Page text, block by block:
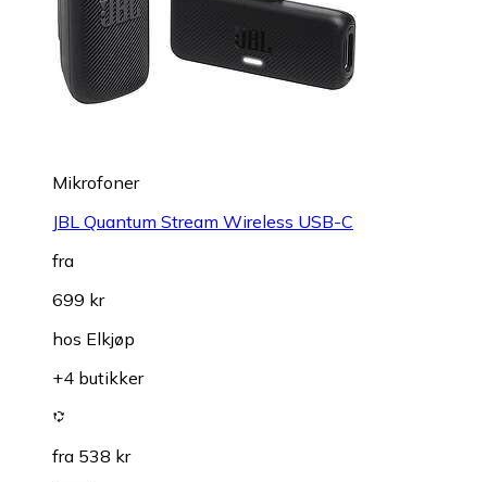
Mikrofoner
JBL Quantum Stream Wireless USB-C
fra
699 kr
hos Elkjøp
+4 butikker
fra 538 kr